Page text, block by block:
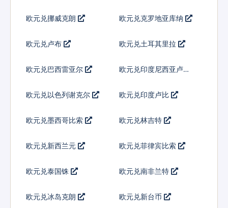
欧元兑挪威克朗 欧元兑克罗地亚库纳
欧元兑卢布 欧元兑土耳其里拉
欧元兑巴西雷亚尔 欧元兑印度尼西亚卢比
欧元兑以色列谢克尔 欧元兑印度卢比
欧元兑墨西哥比索 欧元兑林吉特
欧元兑新西兰元 欧元兑菲律宾比索
欧元兑泰国铢 欧元兑南非兰特
欧元兑冰岛克朗 欧元兑新台币